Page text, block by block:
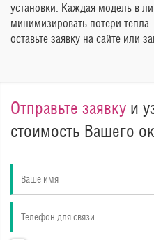
установки. Каждая модель в
минимизировать потери
оставьте заявку на сайте или
Отправьте заявку и
стоимость Вашего